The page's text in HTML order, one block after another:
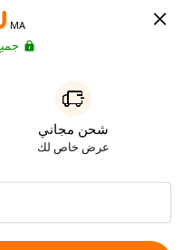
MA
شحن مجاني
عرض خاص لك